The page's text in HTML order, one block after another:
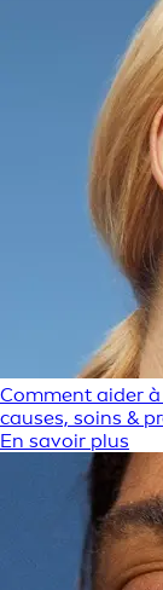
Comment aider
causes, soins &
En savoir plus